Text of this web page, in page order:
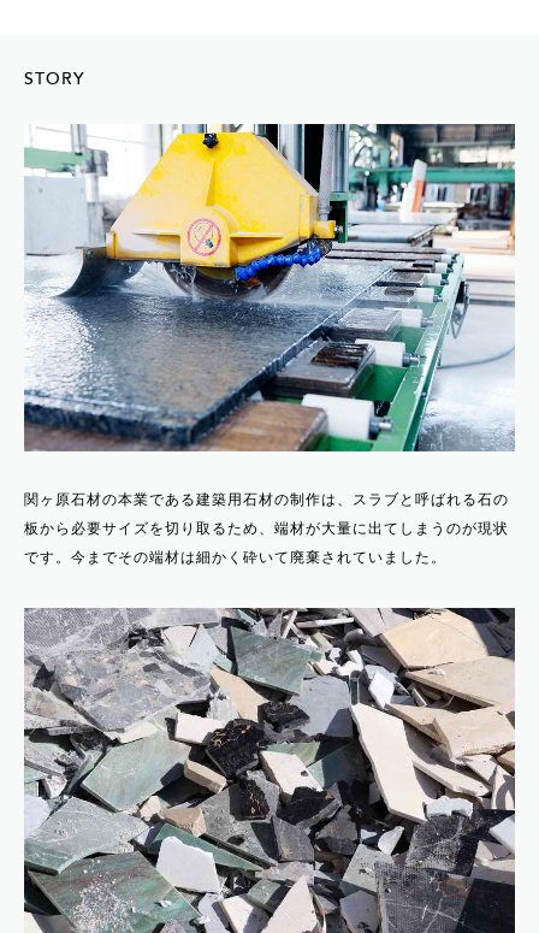
STORY
関ヶ原石材の本業である建築用石材の制作は、スラブと呼ばれる石の
板から必要サイズを切り取るため、端材が大量に出てしまうのが現状
です。今までその端材は細かく砕いて廃棄されていました。